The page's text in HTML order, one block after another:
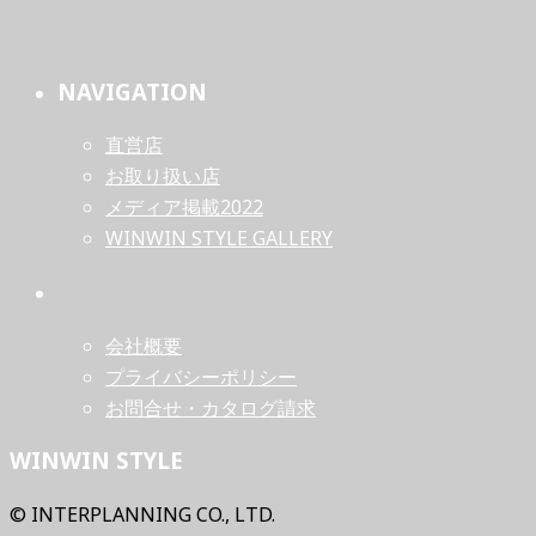
NAVIGATION
直営店
お取り扱い店
メディア掲載2022
WINWIN STYLE GALLERY
会社概要
プライバシーポリシー
お問合せ・カタログ請求
WINWIN STYLE
© INTERPLANNING CO., LTD.